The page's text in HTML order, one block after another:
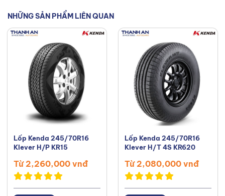
NHỮNG SẢN PHẨM LIÊN QUAN
Lốp Kenda 245/70R16
Klever H/P KR15
Từ 2,260,000 vnđ
Lốp Kenda 245/70R16
Klever H/T 4S KR620
Từ 2,080,000 vnđ